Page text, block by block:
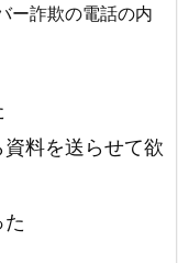
ー詐欺の電話の内
料を送らせて欲